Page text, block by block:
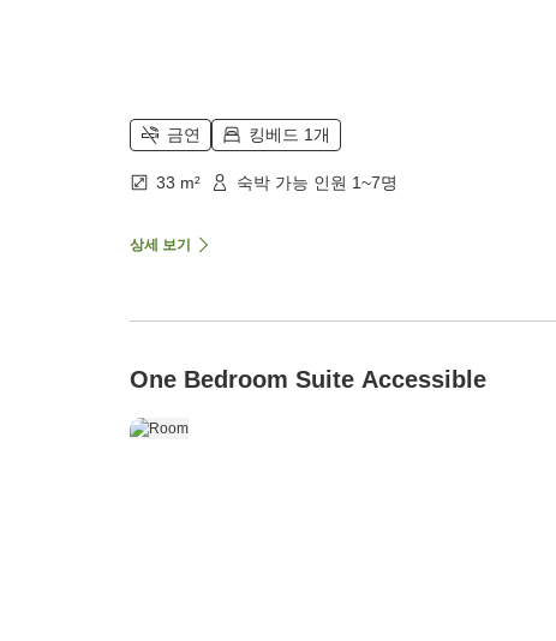
금연 킹베드 1개
33 m² 숙박 가능 인원 1~7명
상세 보기
One Bedroom Suite Accessible